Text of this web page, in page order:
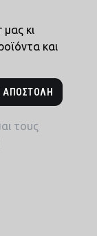
κι
και
ΑΠΟΣΤΟΛΉ
τους